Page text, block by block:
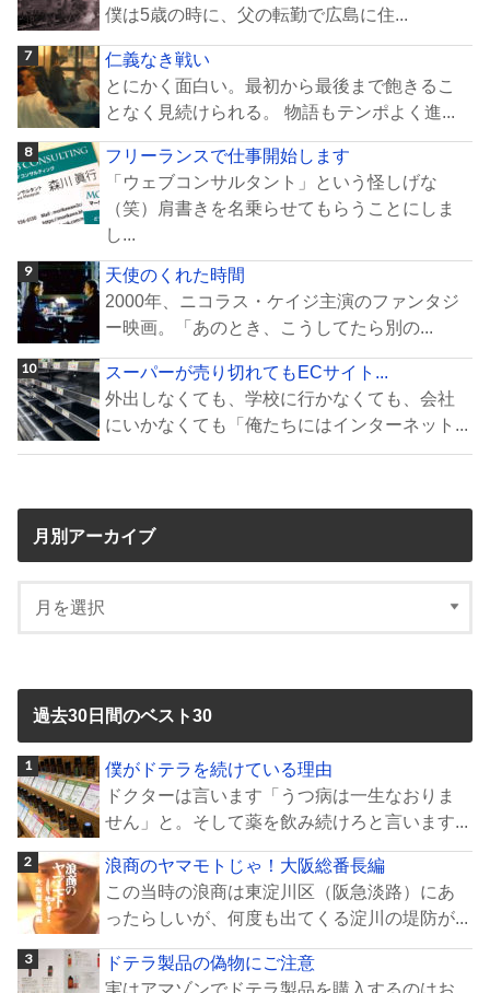
僕は5歳の時に、父の転勤で広島に住...
仁義なき戦い
とにかく面白い。最初から最後まで飽きるこ
となく見続けられる。 物語もテンポよく進...
フリーランスで仕事開始します
「ウェブコンサルタント」という怪しげな
（笑）肩書きを名乗らせてもらうことにしま
し...
天使のくれた時間
2000年、ニコラス・ケイジ主演のファンタジ
ー映画。「あのとき、こうしてたら別の...
スーパーが売り切れてもECサイト...
外出しなくても、学校に行かなくても、会社
にいかなくても「俺たちにはインターネット...
月別アーカイブ
過去30日間のベスト30
僕がドテラを続けている理由
ドクターは言います「うつ病は一生なおりま
せん」と。そして薬を飲み続けろと言います...
浪商のヤマモトじゃ！大阪総番長編
この当時の浪商は東淀川区（阪急淡路）にあ
ったらしいが、何度も出てくる淀川の堤防が...
ドテラ製品の偽物にご注意
実はアマゾンでドテラ製品を購入するのはお